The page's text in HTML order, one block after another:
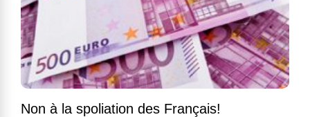
Non à la spoliation des Français!